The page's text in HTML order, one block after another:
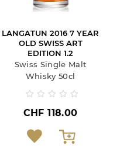
LANGATUN 2016 7 YEAR
OLD SWISS ART
EDITION 1.2
Swiss Single Malt
Whisky 50cl
CHF 118.00